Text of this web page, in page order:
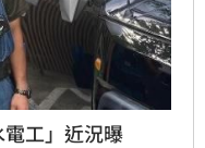
工」近況曝